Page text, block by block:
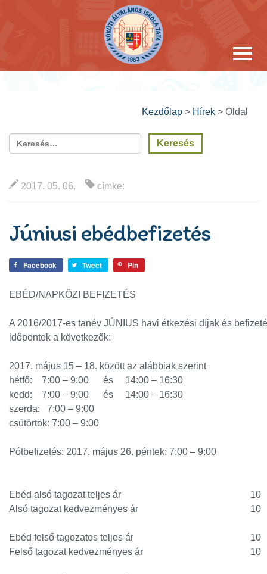
Kezdőlap > Hírek > Oldal
2017. 05. 06. címke:
Júniusi ebédbefizetés
Facebook Tweet Pin
EBÉD/NAPKÖZI BEFIZETÉS
A 2016/2017-es tanév JÚNIUS havi étkezési díjak és
időpontok a következők:
2017. május 15 – 18. között az alábbiak szerint
hétfő: 7:00 – 9:00 és 14:00 – 16:30
kedd: 7:00 – 9:00 és 14:00 – 16:30
szerda: 7:00 – 9:00
csütörtök: 7:00 – 9:00
Pótbefizetés: 2017. május 26. péntek: 7:00 – 9:00
Ebéd alsó tagozat teljes ár
10
Alsó tagozat kedvezményes ár
10
Ebéd felső tagozatos teljes ár
10
Felső tagozat kedvezményes ár
10